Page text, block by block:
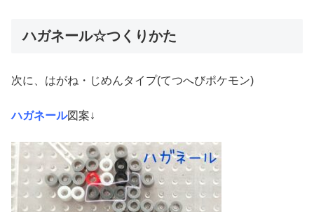
ハガネール☆つくりかた
次に、はがね・じめんタイプ(てつへびポケモン)
ハガネール図案↓